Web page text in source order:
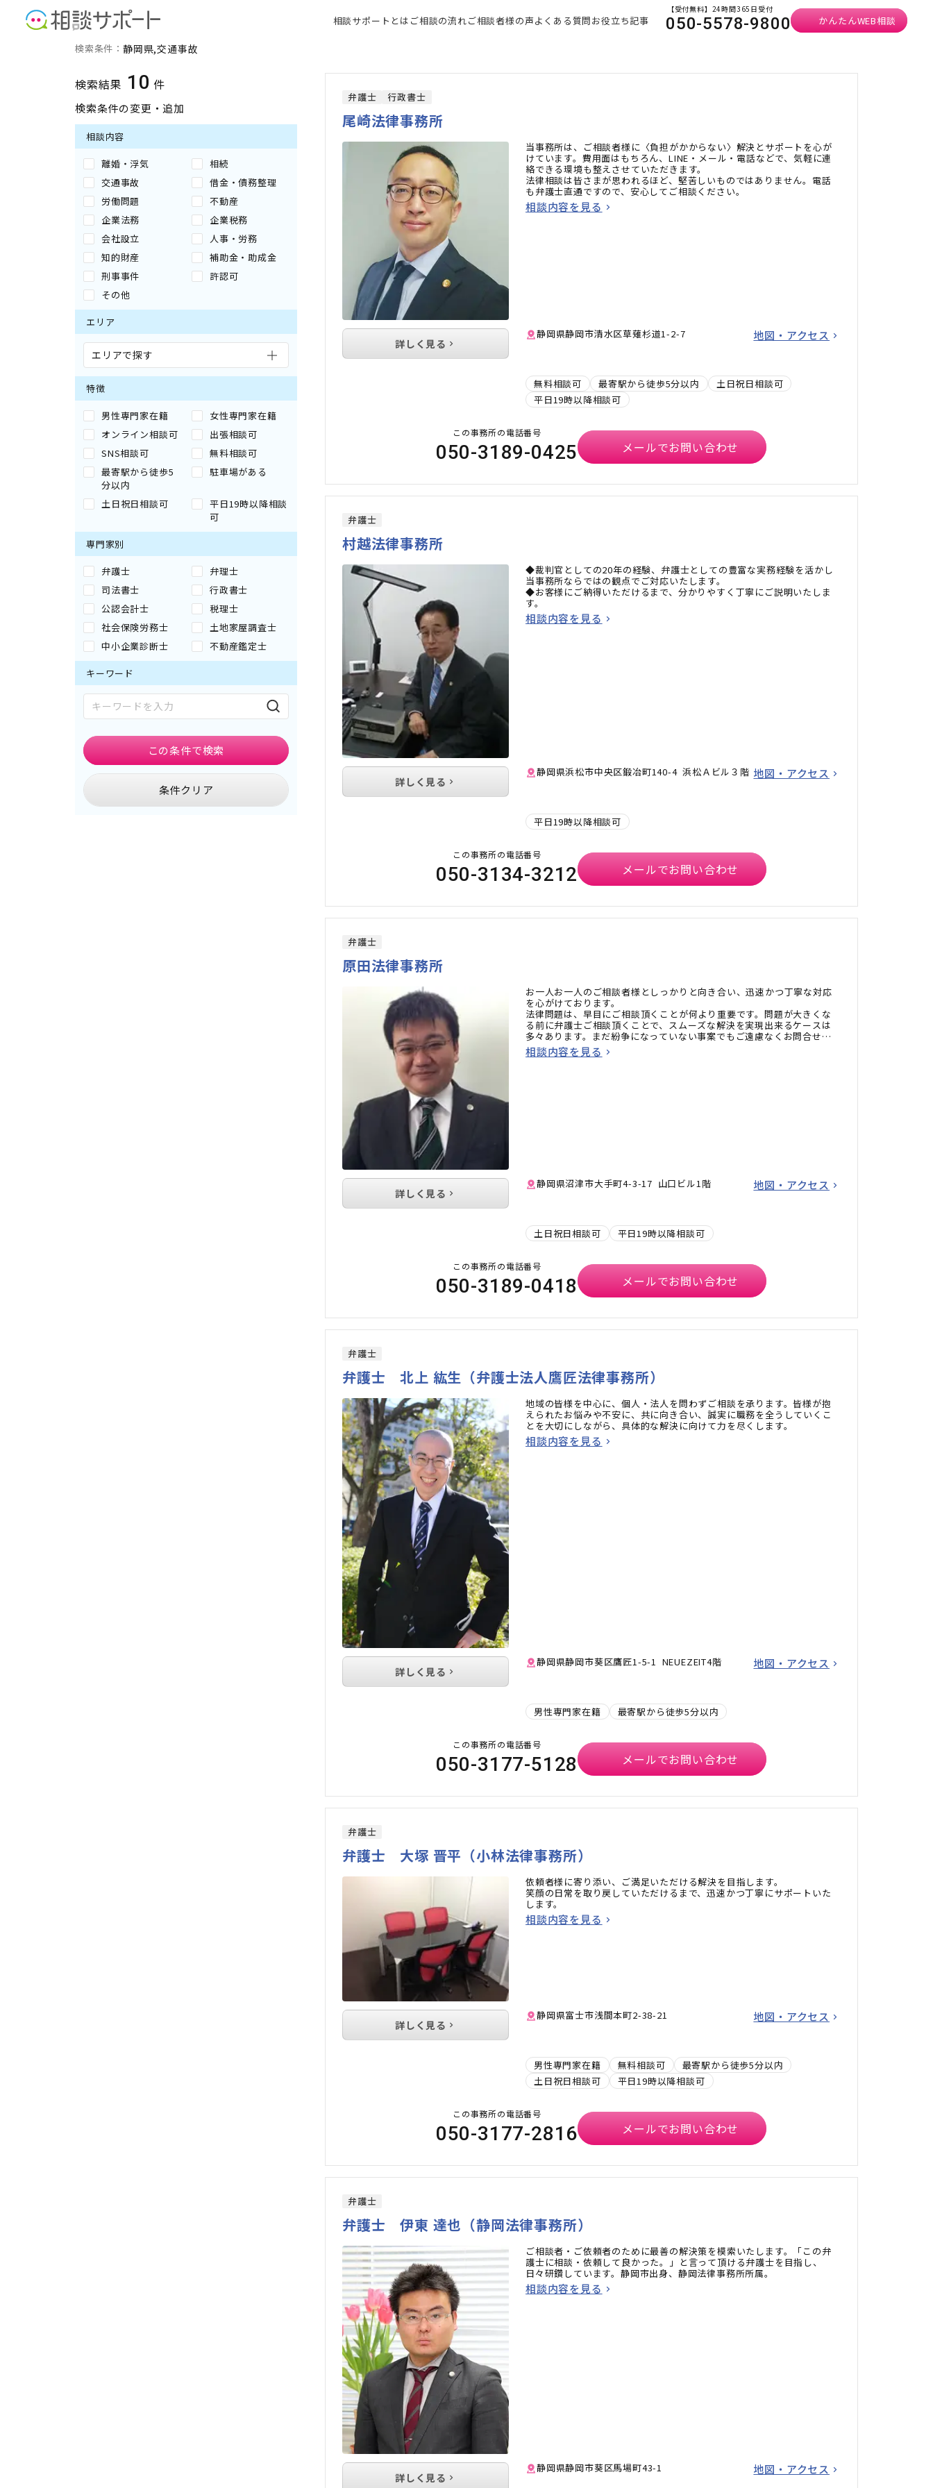
相談サポートとは ご相談の流れご相談者様の声よくある質問お役立ち記事
【受付無料】24時間365日受付
050-5578-9800 かんたんWEB相談
静岡県の交通事故に強い専門家の検索結果
検索条件： 静岡県 交通事故
検索結果 10 件
検索条件の変更・追加
相談内容
離婚・浮気
相続
交通事故
借金・債務整理
労働問題
不動産
企業法務
企業税務
会社設立
人事・労務
知的財産
補助金・助成金
刑事事件
許認可
その他
エリア
エリアで探す
特徴
男性専門家在籍
女性専門家在籍
オンライン相談可
出張相談可
SNS相談可
無料相談可
最寄駅から徒歩5
分以内
駐車場がある
土日祝日相談可
平日19時以降相談
可
専門家別
弁護士
弁理士
司法書士
行政書士
公認会計士
税理士
社会保険労務士
土地家屋調査士
中小企業診断士
不動産鑑定士
キーワード
条件クリア
この条件で検索
弁護士 行政書士
尾崎法律事務所
当事務所は、ご相談者様に〈負担がかからない〉解決とサポートを心が
けています。費用面はもちろん、LINE・メール・電話などで、気軽に連
絡できる環境も整えさせていただきます。
法律相談は皆さまが思われるほど、堅苦しいものではありません。電話
も弁護士直通ですので、安心してご相談ください。
相談内容を見る
静岡県静岡市清水区草薙杉道1-2-7 地図・アクセス
無料相談可 最寄駅から徒歩5分以内
土日祝日相談可
平日19時以降相談可
詳しく見る
この事務所の電話番号
050-3189-0425 メールでお問い合わせ
弁護士
村越法律事務所
◆裁判官としての20年の経験、弁護士としての豊富な実務経験を活かし
当事務所ならではの観点でご対応いたします。
◆お客様にご納得いただけるまで、分かりやすく丁寧にご説明いたしま
す。
相談内容を見る
静岡県浜松市中央区鍛冶町140-4 浜松Ａビル３階 地図・アクセス
平日19時以降相談可
詳しく見る
この事務所の電話番号
050-3134-3212 メールでお問い合わせ
弁護士
原田法律事務所
お一人お一人のご相談者様としっかりと向き合い、迅速かつ丁寧な対応
を心がけております。
法律問題は、早目にご相談頂くことが何より重要です。問題が大きくな
る前に弁護士ご相談頂くことで、スムーズな解決を実現出来るケースは
多々あります。まだ紛争になっていない事案でもご遠慮なくお問合せ下
さい。
相談内容を見る
静岡県沼津市大手町4-3-17 山口ビル1階 地図・アクセス
土日祝日相談可 平日19時以降相談可
詳しく見る
この事務所の電話番号
050-3189-0418 メールでお問い合わせ
弁護士
弁護士 北上 紘生（弁護士法人鷹匠法律事務所）
地域の皆様を中心に、個人・法人を問わずご相談を承ります。皆様が抱
えられたお悩みや不安に、共に向き合い、誠実に職務を全うしていくこ
とを大切にしながら、具体的な解決に向けて力を尽くします。
相談内容を見る
静岡県静岡市葵区鷹匠1-5-1 NEUEZEIT4階 地図・アクセス
男性専門家在籍 最寄駅から徒歩5分以内
詳しく見る
この事務所の電話番号
050-3177-5128 メールでお問い合わせ
弁護士
弁護士 大塚 晋平（小林法律事務所）
依頼者様に寄り添い、ご満足いただける解決を目指します。
笑顔の日常を取り戻していただけるまで、迅速かつ丁寧にサポートいた
します。
相談内容を見る
静岡県富士市浅間本町2-38-21 地図・アクセス
男性専門家在籍 無料相談可
最寄駅から徒歩5分以内
土日祝日相談可
平日19時以降相談可
詳しく見る
この事務所の電話番号
050-3177-2816 メールでお問い合わせ
弁護士
弁護士 伊東 達也（静岡法律事務所）
ご相談者・ご依頼者のために最善の解決策を模索いたします。「この弁
護士に相談・依頼して良かった。」と言って頂ける弁護士を目指し、
日々研鑽しています。静岡市出身、静岡法律事務所所属。
相談内容を見る
静岡県静岡市葵区馬場町43-1 地図・アクセス
詳しく見る